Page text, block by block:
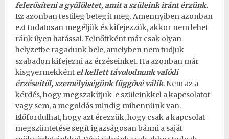
felerősíteni a gyűlöletet, amit a szüleink iránt érzünk.
Ez azonbantestileg betegít meg. Amennyiben azonban
ezt tudatosan megéljük és kifejezzük, akkor nem lehet
ránk ilyen hatással. Felnőttként már csak olyan
helyzetbe ragadunk bele, amelyben nem tudjuk
szabadon kifejezni az érzéseinket. Ha azonban már
kisgyermekként el kellett távolodnunk valódi
érzéseitől, személyiségünk függővé válik. Nem az a
kérdés, hogy megszakítjuk-e szüleinkkel a kapcsolatot
vagy sem, a megoldás mindig mibennünk van.
Előfordulhat, hogy azt érezzük, hogy csak a kapcsolat
megszüntetése segít igazságosan bánni a saját